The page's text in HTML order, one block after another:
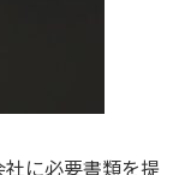
に必要書類を提